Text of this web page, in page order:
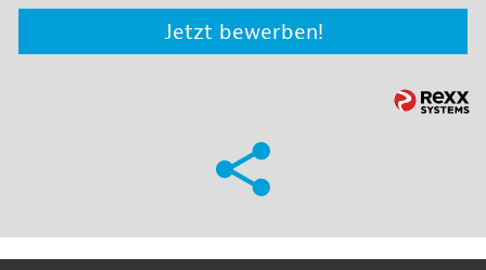
Jetzt bewerben!